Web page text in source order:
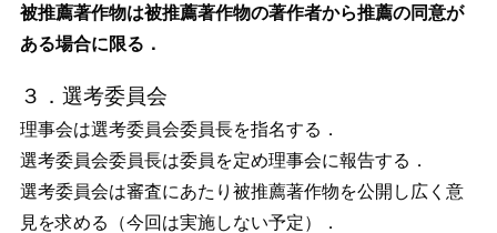
被推薦著作物は被推薦著作物の著作者から推薦の同意が
ある場合に限る．
３．選考委員会
理事会は選考委員会委員長を指名する．
選考委員会委員長は委員を定め理事会に報告する．
選考委員会は審査にあたり被推薦著作物を公開し広く意
見を求める（今回は実施しない予定）．